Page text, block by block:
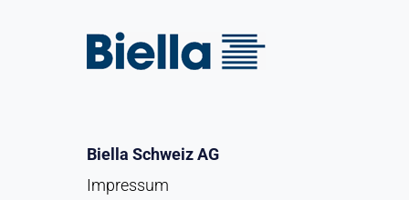
Biella Schweiz AG
Impressum